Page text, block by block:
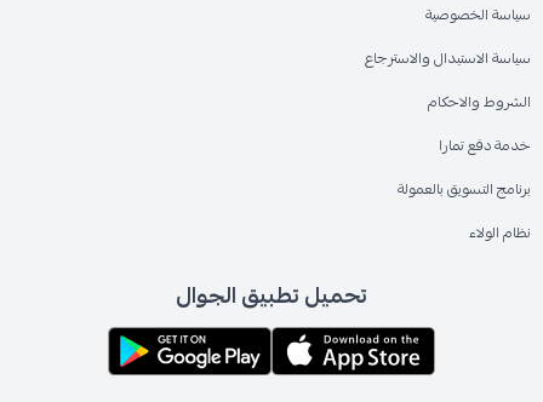
سياسة الخصوصية
سياسة الاستبدال والاسترجاع
الشروط والاحكام
خدمة دفع تمارا
برنامج التسويق بالعمولة
نظام الولاء
تحميل تطبيق الجوال